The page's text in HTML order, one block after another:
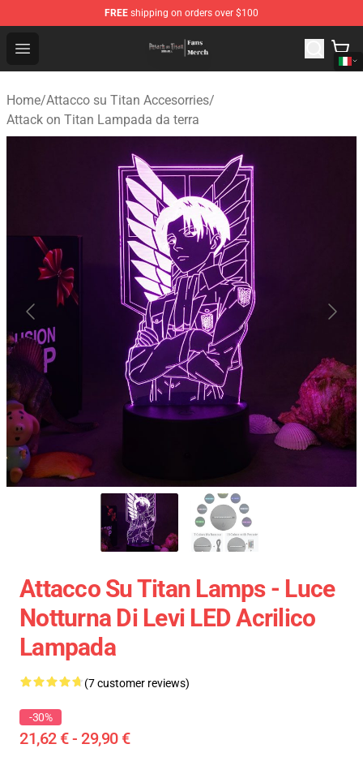
FREE shipping on orders over $100
Open menu
Attack On Titan Store - Official Attack On Titan
Home/Attacco su Titan Accesorries/
Attack on Titan Lampada da terra
Attacco Su Titan Lamps - Luce
Notturna Di Levi LED Acrilico
Lampada
(7 customer reviews)
-30%
21,62 € - 29,90 €